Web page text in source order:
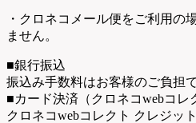
・クロネコメール便をご利用の
ません。
■銀行振込
振込み手数料はお客様のご負担
■カード決済（クロネコwebコレ
クロネコwebコレクト クレジッ